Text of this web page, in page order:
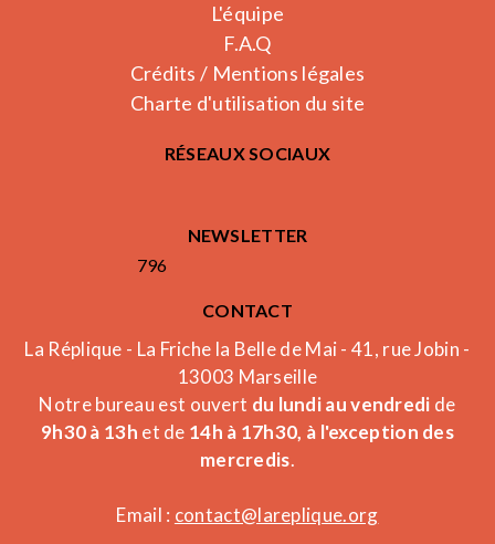
L'équipe
F.A.Q
Crédits / Mentions légales
Charte d'utilisation du site
RÉSEAUX SOCIAUX
NEWSLETTER
796
CONTACT
La Réplique - La Friche la Belle de Mai - 41, rue Jobin -
13003 Marseille
Notre bureau est ouvert du lundi au vendredi de
9h30 à 13h et de 14h à 17h30, à l'exception des
mercredis.
Email : contact@lareplique.org